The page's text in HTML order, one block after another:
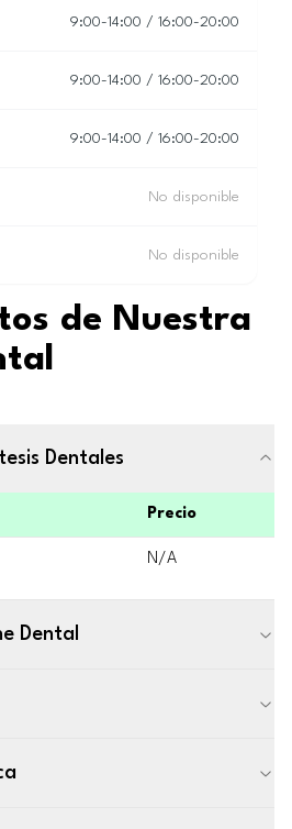
9:00-14:00 / 16:00-20:00
9:00-14:00 / 16:00-20:00
9:00-14:00 / 16:00-20:00
No disponible
No disponible
de Nuestra
Dentales
Precio
N/A
Dental